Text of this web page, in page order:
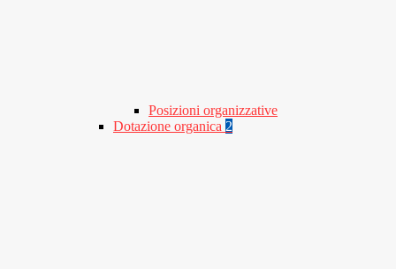
Posizioni organizzative
Dotazione organica 2